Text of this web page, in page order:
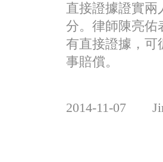
直接證據證實兩
分。律師陳亮佑
有直接證據，可
事賠償。
2014-11-07